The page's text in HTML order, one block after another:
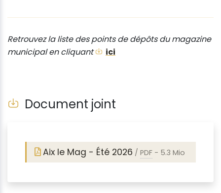
Retrouvez la liste des points de dépôts du magazine
municipal en cliquant
ici
Document joint
Aix le Mag - Été 2026 / PDF - 5.3 Mio